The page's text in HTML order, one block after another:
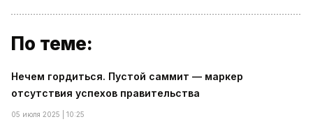
По теме:
Нечем гордиться. Пустой саммит — маркер
отсутствия успехов правительства
05 июля 2025 | 10:25